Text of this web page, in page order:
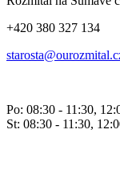
+420 380 327 134
Po: 08:30 - 11:30,
St: 08:30 - 11:30,